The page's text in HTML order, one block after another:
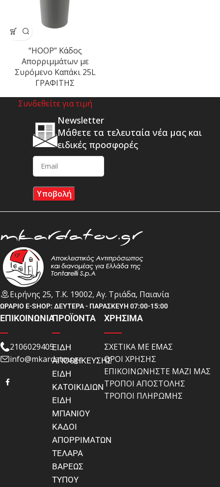
“HOOP” Κάδος
Απορριμμάτων με
Συρόμενο Καπάκι 25L
ΓΡΑΦΙΤΗΣ
Συνδεθείτε για τιμή
Newsletter
Μάθετε τα τελευταία νέα μας και
ειδικές προσφορές
Ειρήνης 25, Τ.Κ. 19002, Αγ. Τριάδα, Παιανία
ΩΡΑΡΙΟ E-SHOP: ΔΕΥΤΕΡΑ - ΠΑΡΑΣΚΕΥΗ 07:00-15:00
ΕΠΙΚΟΙΝΩΝΙΑ
2106029405
info@mkardatou.gr
ΠΡΟΪΟΝΤΑ
ΕΙΔΗ
ΑΠΟΘΗΚΕΥΣΗΣ
ΕΙΔΗ
ΚΑΤΟΙΚΙΔΙΩΝ
ΕΙΔΗ
ΜΠΑΝΙΟΥ
ΚΑΔΟΙ
ΑΠΟΡΡΙΜΑΤΩΝ
ΤΕΛΑΡΑ
ΒΑΡΕΩΣ
ΤΥΠΟΥ
ΧΡΗΣΙΜΑ
ΣΧΕΤΙΚΑ ΜΕ ΕΜΑΣ
ΟΡΟΙ ΧΡΗΣΗΣ
ΕΠΙΚΟΙΝΩΝΗΣΤΕ ΜΑΖΙ ΜΑΣ
ΤΡΟΠΟΙ ΑΠΟΣΤΟΛΗΣ
ΤΡΟΠΟΙ ΠΛΗΡΩΜΗΣ